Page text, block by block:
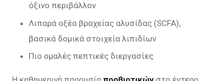
όξινο περιβάλλον
Λιπαρά οξέα βραχείας αλυσίδας (SCFA),
βασικά δομικά στοιχεία λιπιδίων
Πιο ομαλές πεπτικές διεργασίες